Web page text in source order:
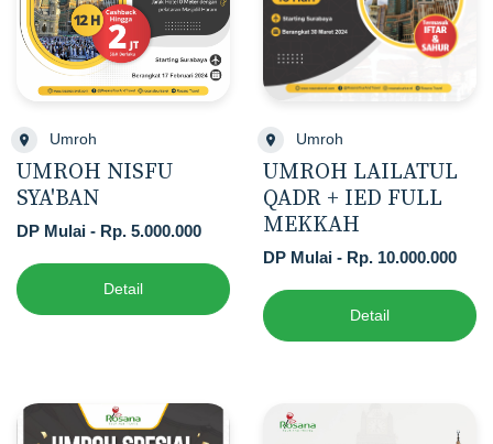
Umroh
UMROH NISFU
SYA'BAN
DP Mulai - Rp. 5.000.000
Detail
Umroh
UMROH LAILATUL
QADR + IED FULL
MEKKAH
DP Mulai - Rp. 10.000.000
Detail